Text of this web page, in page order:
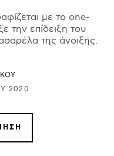
με το one-
την επίδειξη του
της άνοιξης.
2020